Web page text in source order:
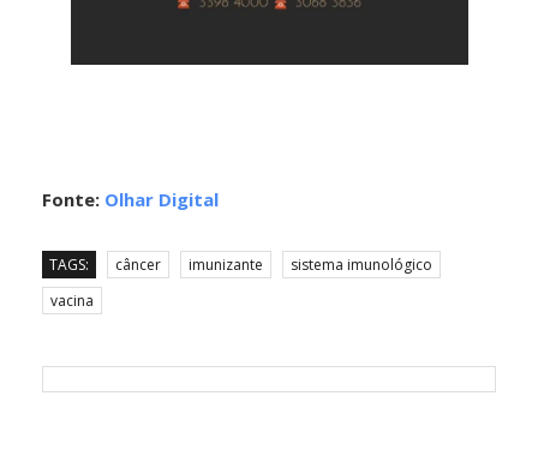
Fonte: Olhar Digital
TAGS: câncer imunizante
sistema imunológico
vacina